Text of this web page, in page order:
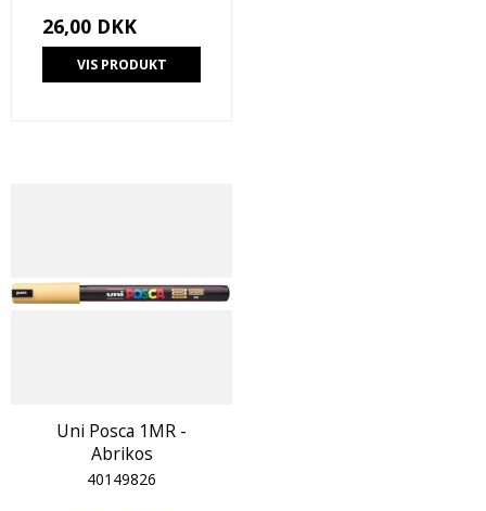
26,00 DKK
VIS PRODUKT
Uni Posca 1MR -
Abrikos
40149826